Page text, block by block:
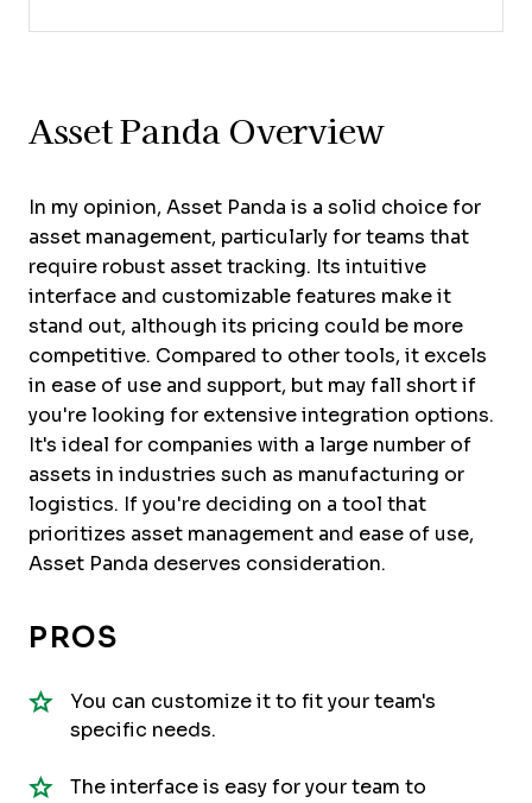
Asset Panda Overview
In my opinion, Asset Panda is a solid choice for
asset management, particularly for teams that
require robust asset tracking. Its intuitive
interface and customizable features make it
stand out, although its pricing could be more
competitive. Compared to other tools, it excels
in ease of use and support, but may fall short if
you're looking for extensive integration options.
It's ideal for companies with a large number of
assets in industries such as manufacturing or
logistics. If you're deciding on a tool that
prioritizes asset management and ease of use,
Asset Panda deserves consideration.
PROS
You can customize it to fit your team's
specific needs.
The interface is easy for your team to